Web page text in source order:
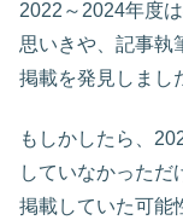
2022～2024年度
思いきや、記事執
掲載を発見しまし
もしかしたら、
していなかっただ
掲載していた可能